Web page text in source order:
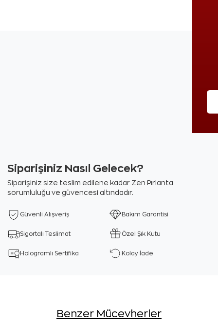
Siparişiniz Nasıl Gelecek?
Siparişiniz size teslim edilene kadar Zen Pırlanta
sorumluluğu ve güvencesi altındadır.
Güvenli Alışveriş Bakım Garantisi
Sigortalı Teslimat Özel Şık Kutu
Hologramlı Sertifika Kolay İade
Benzer Mücevherler